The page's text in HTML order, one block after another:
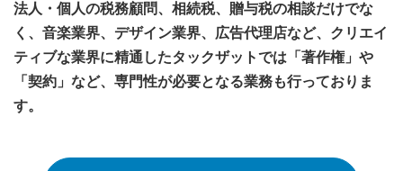
法人・個人の税務顧問、相続税、贈与税の相談だけでな
く、音楽業界、デザイン業界、広告代理店など、クリエイ
ティブな業界に精通したタックザットでは「著作権」や
「契約」など、専門性が必要となる業務も行っておりま
す。